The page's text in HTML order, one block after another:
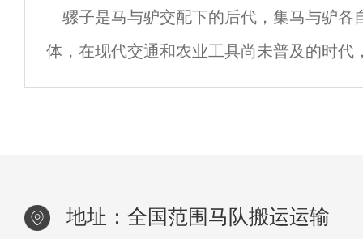
然环境和恶劣的天气，始终跟上机会，抓住
骡子是马与驴交配下的后代，集马与驴各
体，在现代交通和农业工具尚未普及的时代
广泛的应用。说到骡子，很多人都知道它不
地址：全国范围马队搬运运输